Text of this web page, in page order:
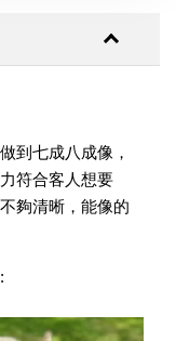
到七成八成像，
符合客人想要
夠清晰，能像的